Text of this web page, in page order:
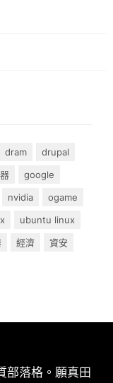
dram
drupal
google
nvidia
ogame
ubuntu linux
經濟
資安
部落格。願真田